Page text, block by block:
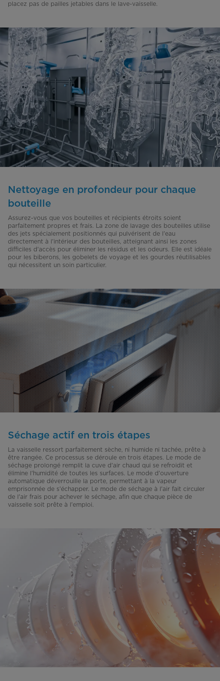
placez pas de pailles jetables dans le lave-vaisselle.
Nettoyage en profondeur pour chaque
bouteille
Assurez-vous que vos bouteilles et récipients étroits soient
parfaitement propres et frais. La zone de lavage des bouteilles utilise
des jets spécialement positionnés qui pulvérisent de l'eau
directement à l'intérieur des bouteilles, atteignant ainsi les zones
difficiles d'accès pour éliminer les résidus et les odeurs. Elle est idéale
pour les biberons, les gobelets de voyage et les gourdes réutilisables
qui nécessitent un soin particulier.
Séchage actif en trois étapes
La vaisselle ressort parfaitement sèche, ni humide ni tachée, prête à
être rangée. Ce processus se déroule en trois étapes. Le mode de
séchage prolongé remplit la cuve d'air chaud qui se refroidit et
élimine l'humidité de toutes les surfaces. Le mode d'ouverture
automatique déverrouille la porte, permettant à la vapeur
emprisonnée de s'échapper. Le mode de séchage à l'air fait circuler
de l'air frais pour achever le séchage, afin que chaque pièce de
vaisselle soit prête à l'emploi.